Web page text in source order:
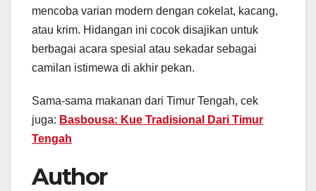
mencoba varian modern dengan cokelat, kacang,
atau krim. Hidangan ini cocok disajikan untuk
berbagai acara spesial atau sekadar sebagai
camilan istimewa di akhir pekan.
Sama-sama makanan dari Timur Tengah, cek
juga: Basbousa: Kue Tradisional Dari Timur
Tengah
Author